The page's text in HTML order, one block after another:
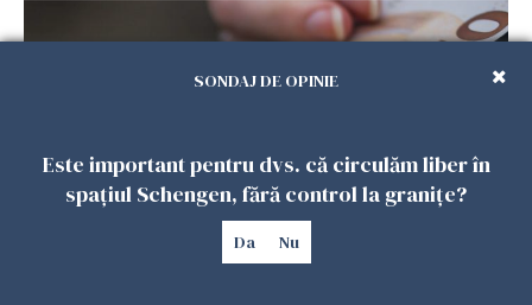
SONDAJ DE OPINIE
Este important pentru dvs. că circulăm liber în
spațiul Schengen, fără control la granițe?
Da Nu